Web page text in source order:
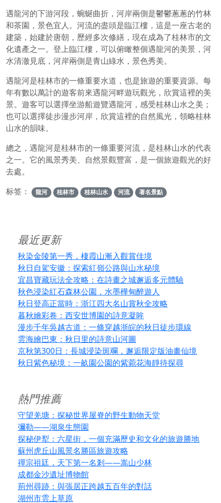
遇龍河的下游河段，蜿蜒曲折，河岸兩側是鬱鬱蔥蔥的竹林
和茶園，景色宜人。河流的盡頭是臨江樓，這是一座古老的
建築，始建於唐朝，歷經多次修繕，現在成為了桂林市的文
化遺產之一。登上臨江樓，可以俯瞰整個遇龍河的美景，河
水清澈見底，河岸兩側是青山綠水，景色秀美。
遇龍河是桂林市的一條重要水道，也是旅遊的重要資源。每
年有數以萬計的遊客前來遇龍河畔遊玩觀光，欣賞這裡的美
景。遊客可以選擇坐游船遊覽遇龍河，感受桂林山水之美；
也可以選擇徒步漫步河岸，欣賞這裡的自然風光，領略桂林
山水的韻味。
總之，遇龍河是桂林市的一條重要河流，是桂林山水的代表
之一。它的風景秀美、自然景觀豐富，是一個旅遊觀光的好
去處。
标签：
龍河 桂林市 桂林山水 河流 著名景點
最近更新
秋染金陵第一秀，棲霞山漸入觀賞佳境
秋日自駕安徽：探索紅嶺公路與山水秘境
宜昌寶藏玩法全攻略：在詩畫之城邂逅多元體驗
秋色浸染紅石森林公園，水墨樺甸醉遊人
秋日登高正當時：浙江四大名山賞秋全攻略
暮秋繪彩卷：西安世博園的詩意凝眸
漫步千年吳越古道：一條穿越浙皖的秋日徒步環線
雲海繪巴東：秋日里的詩意山河圖
京秋第300日：長城浸染斑斕，邂逅限定版油畫仙境
秋日紫色秘境：一畝園公園的紫菀花海靜待探尋
熱門推薦
守望羌塘：探秘世界屋脊的野生動物天堂
彌勒——湖泉生態園
探秘伊犁：六星街，一個充滿歷史和文化的旅遊勝地
蘇州虎丘山風景名勝區旅遊攻略
禪宗祖廷，天下第一名剎——嵩山少林
成都金沙遺址博物館
荊州尋跡：與張居正跨越五百年的對話
湖州市雲上草原